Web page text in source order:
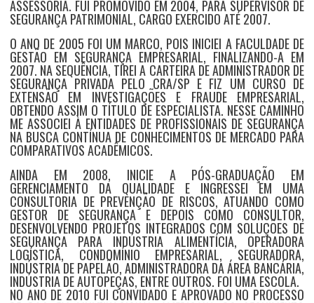
ASSESSORIA. FUI PROMOVIDO EM 2004, PARA SUPERVISOR DE
SEGURANÇA PATRIMONIAL, CARGO EXERCIDO ATÉ 2007.
O ANO DE 2005 FOI UM MARCO, POIS INICIEI A FACULDADE DE
GESTÃO EM SEGURANÇA EMPRESARIAL, FINALIZANDO-A EM
2007. NA SEQUÊNCIA, TIREI A CARTEIRA DE ADMINISTRADOR DE
SEGURANÇA PRIVADA PELO CRA/SP E FIZ UM CURSO DE
EXTENSÃO EM INVESTIGAÇÕES E FRAUDE EMPRESARIAL,
OBTENDO ASSIM O TÍTULO DE ESPECIALISTA. NESSE CAMINHO
ME ASSOCIEI À ENTIDADES DE PROFISSIONAIS DE SEGURANÇA
NA BUSCA CONTÍNUA DE CONHECIMENTOS DE MERCADO PARA
COMPARATIVOS ACADÊMICOS.
AINDA EM 2008, INICIE A PÓS-GRADUAÇÃO EM
GERENCIAMENTO DA QUALIDADE E INGRESSEI EM UMA
CONSULTORIA DE PREVENÇÃO DE RISCOS, ATUANDO COMO
GESTOR DE SEGURANÇA E DEPOIS COMO CONSULTOR,
DESENVOLVENDO PROJETOS INTEGRADOS COM SOLUÇÕES DE
SEGURANÇA PARA INDÚSTRIA ALIMENTÍCIA, OPERADORA
LOGÍSTICA, CONDOMÍNIO EMPRESARIAL, SEGURADORA,
INDÚSTRIA DE PAPELÃO, ADMINISTRADORA DA ÁREA BANCÁRIA,
INDÚSTRIA DE AUTOPEÇAS, ENTRE OUTROS. FOI UMA ESCOLA.
NO ANO DE 2010 FUI CONVIDADO E APROVADO NO PROCESSO